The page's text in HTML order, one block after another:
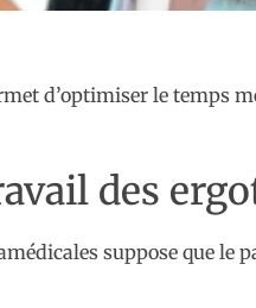
d’optimiser le temps
des
suppose que le